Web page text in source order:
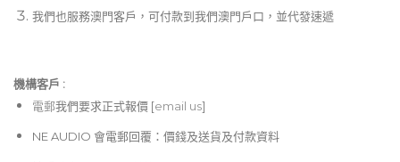
我們也服務澳門客戶，可付款到我們澳門戶口，並代發速遞
機構客戶 :​
電郵我們要求正式報價 [email us]
NE AUDIO 會電郵回覆：價錢及送貨及付款資料